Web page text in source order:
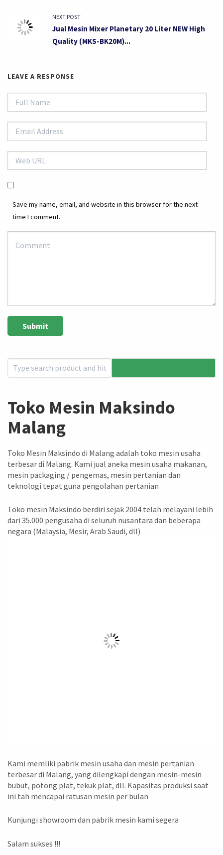
NEXT POST
Jual Mesin Mixer Planetary 20 Liter NEW High
Quality (MKS-BK20M)...
LEAVE A RESPONSE
Save my name, email, and website in this browser for the next
time I comment.
Toko Mesin Maksindo
Malang
Toko Mesin Maksindo di Malang adalah toko mesin usaha
terbesar di Malang. Kami jual aneka mesin usaha makanan,
mesin packaging / pengemas, mesin pertanian dan
teknologi tepat guna pengolahan pertanian
Toko mesin Maksindo berdiri sejak 2004 telah melayani lebih
dari 35.000 pengusaha di seluruh nusantara dan beberapa
negara (Malaysia, Mesir, Arab Saudi, dll)
Kami memliki pabrik mesin usaha dan mesin pertanian
terbesar di Malang, yang dilengkapi dengan mesin-mesin
bubut, potong plat, tekuk plat, dll. Kapasitas produksi saat
ini tah mencapai ratusan mesin per bulan
Kunjungi showroom dan pabrik mesin kami segera
Salam sukses !!!